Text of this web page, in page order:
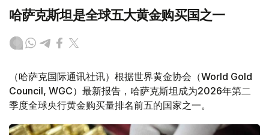
哈萨克斯坦是全球五大黄金购买国之一
（哈萨克国际通讯社讯）根据世界黄金协会（World Gold
Council, WGC）最新报告，哈萨克斯坦成为2026年第二
季度全球央行黄金购买量排名前五的国家之一。